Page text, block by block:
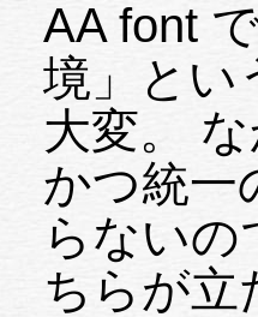
AA font
境」とい
大変。
かつ統一
らない
ちらが立